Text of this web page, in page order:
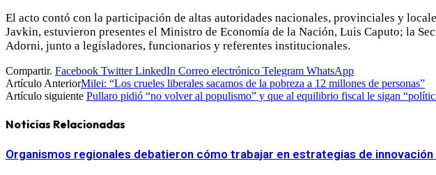
El acto contó con la participación de altas autoridades nacionales, provinciales y
Javkin, estuvieron presentes el Ministro de Economía de la Nación, Luis Caputo; la
Adorni, junto a legisladores, funcionarios y referentes institucionales.
Compartir. Facebook Twitter LinkedIn Correo electrónico Telegram WhatsApp
Artículo AnteriorMilei: “Los crueles liberales sacamos de la pobreza a 12 millones de personas”
Artículo siguiente Pullaro pidió “no volver al populismo” y que al equilibrio fiscal le sigan
Noticias Relacionadas
Organismos regionales debatieron cómo trabajar en estrategias de